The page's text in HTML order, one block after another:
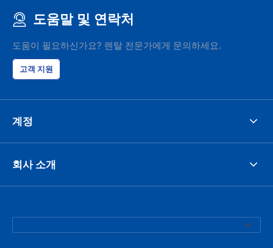
도움말 및 연락처
도움이 필요하신가요? 렌탈 전문가에게 문의하세요.
고객 지원
계정
회사 소개